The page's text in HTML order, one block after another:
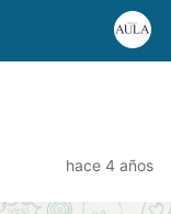
hace 4 años